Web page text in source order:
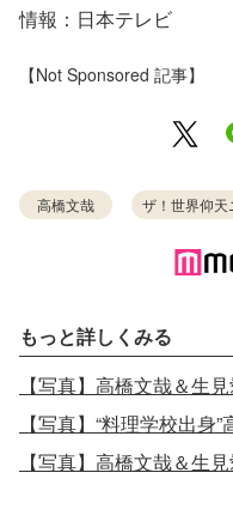
情報：日本テレビ
【Not Sponsored 記事】
高橋文哉 ザ！世界仰天
もっと詳しくみる
【写真】高橋文哉＆生
【写真】“料理学校出身
【写真】高橋文哉＆生